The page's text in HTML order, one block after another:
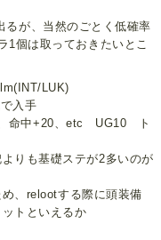
が、当然のごとく低確率
1個は取っておきたいとこ
LUK)
入手
命中+20、etc UG10 ト
りも基礎ステが2多いのが
、relootする際に頭装備
トといえるか